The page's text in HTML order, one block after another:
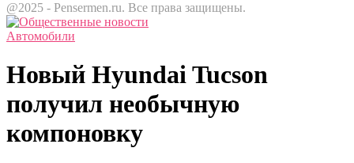
@2025 - Pensermen.ru. Все права защищены.
Автомобили
Новый Hyundai Tucson
получил необычную
компоновку